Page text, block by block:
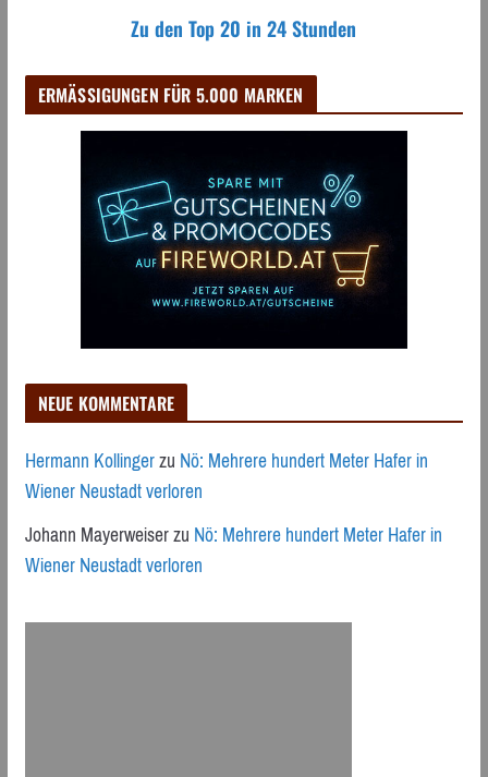
Zu den Top 20 in 24 Stunden
ERMÄSSIGUNGEN FÜR 5.000 MARKEN
NEUE KOMMENTARE
Hermann KollingerzuNö: Mehrere hundert Meter Hafer in
Wiener Neustadt verloren
Johann MayerweiserzuNö: Mehrere hundert Meter Hafer in
Wiener Neustadt verloren